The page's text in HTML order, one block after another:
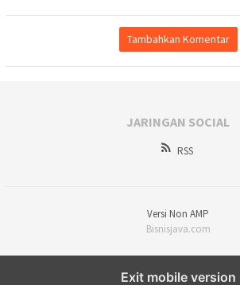
Tambahkan Komentar
JARINGAN SOCIAL
RSS
Versi Non AMP
Bisnisjava.com
Exit mobile version